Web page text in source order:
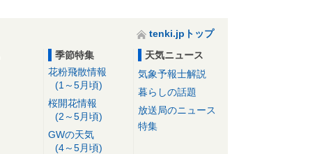
tenki.jpトップ
季節特集
花粉飛散情報
(1～5月頃)
桜開花情報
(2～5月頃)
GWの天気
(4～5月頃)
天気ニュース
気象予報士解説
暮らしの話題
放送局のニュース
特集